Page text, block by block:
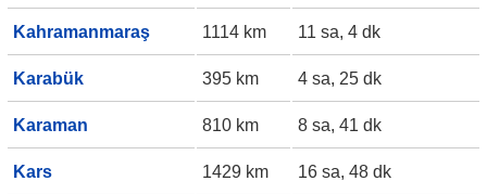
Kahramanmaraş 1114 km 11 sa, 4 dk
Karabük 395 km 4 sa, 25 dk
Karaman 810 km 8 sa, 41 dk
Kars 1429 km 16 sa, 48 dk